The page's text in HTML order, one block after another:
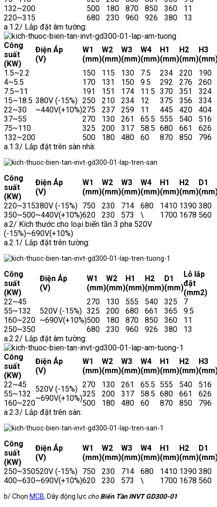
132~200
500 180 870 850 360
11
220~315
680 230 960 926 380
13
a.1.2/ Lắp đặt âm tường:
Công
suất
(KW)
Điện Áp
(V)
W1
(mm)
W2
(mm)
W3
(mm)
W4
(mm)
H1
(mm)
H2
(mm)
H3
1.5~2.2
380V (-15%)
~440V(+10%)
150 115 130 7.5 234 220
190
4~5.5
170 131 150 9.5 292 276
260
7.5~11
191 151 174 11.5 370 351
324
15~18.5
250 210 234 12 375 356
334
22~30
275 237 259 11 445 420
404
37~55
270 130 261 65.5 555 540
516
75~110
325 200 317 58.5 680 661
626
132~200
500 180 480 60 870 850
796
a.1.3/ Lắp đặt trên sàn nhà:
Công
suất
(KW)
Điện Áp
(V)
W1
(mm)
W2
(mm)
W3
(mm)
W4
(mm)
H1
(mm)
H2
(mm)
D1
220~315380V (-15%)
~440V(+10%)
750 230 714 680 1410 1390 380
350~500
620 230 573 \ 1700 1678 560
a.2/ Kích thước cho loại biến tần 3 pha 520V
(-15%)~690V(+10%)
a.2.1/ Lắp đặt trên tường:
Công
suất
(KW)
Điện Áp
(V)
W1
(mm)
W2
(mm)
H1
(mm)
H2
(mm)
D1
(mm)
Lỗ lắp
đặt
(mm2)
22~45
520V (-15%)
~690V(+10%)
270 130 555 540 325
7
55~132
325 200 680 661 365
9.5
160~220
500 180 870 850 360
11
250~350
680 230 960 926 380
13
a.2.2/ Lắp đặt âm tường:
Công
suất
(KW)
Điện Áp
(V)
W1
(mm)
W2
(mm)
W3
(mm)
W4
(mm)
H1
(mm)
H2
(mm)
H3
22~45
520V (-15%)
~690V(+10%)
270 130 261 65.5 555 540
516
55~132
325 200 317 58.5 680 661
626
160~220
500 180 480 60 870 850
796
a.2.3/ Lắp đặt trên sàn:
Công
suất
(KW)
Điện Áp
(V)
W1
(mm)
W2
(mm)
W3
(mm)
W4
(mm)
H1
(mm)
H2
(mm)
D1
250~350520V (-15%)
~690V(+10%)
750 230 714 680 1410 1390 380
400~630
620 230 573 \ 1700 1678 560
b/ Chọn MCB, Dây động lực choBiến Tần INVT GD300-01